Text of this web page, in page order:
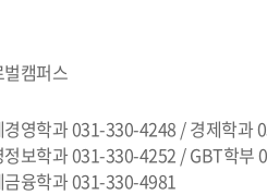
벌캠퍼스
경영학과 031-330-4248 / 경제학과
정보학과 031-330-4252 / GBT학부
금융학과 031-330-4981